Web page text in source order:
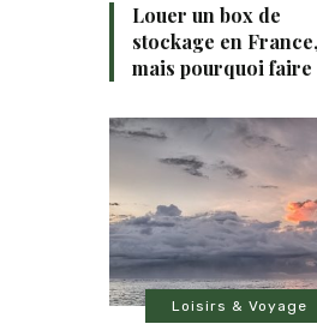
Louer un box de
stockage en
mais pourquoi faire
Loisirs & Voyage